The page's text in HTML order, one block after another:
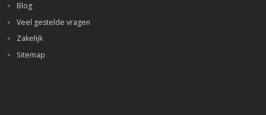
Blog
Veel gestelde vragen
Zakelijk
Sitemap